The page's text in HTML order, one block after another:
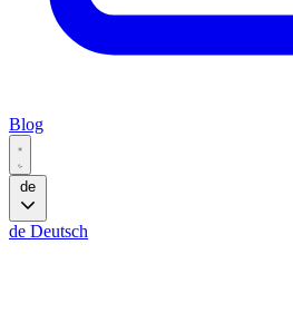
Blog
de
de Deutsch